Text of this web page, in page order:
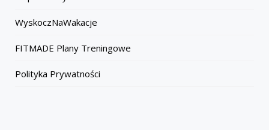
WyskoczNaWakacje
FITMADE Plany Treningowe
Polityka Prywatności